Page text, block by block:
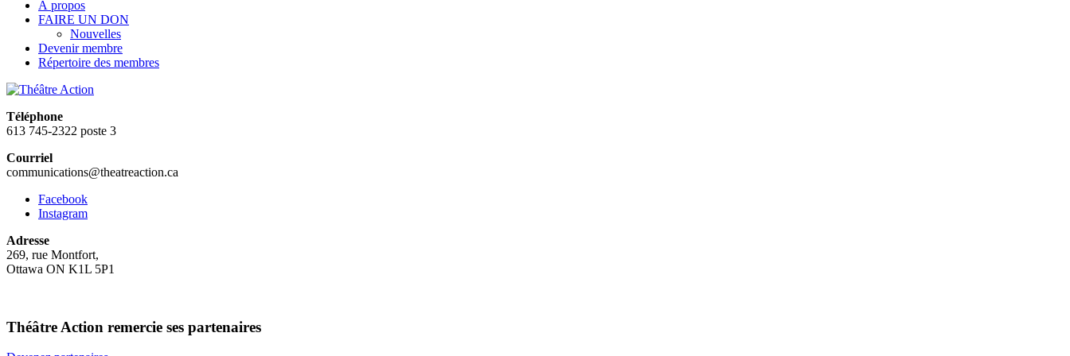
À propos
FAIRE UN DON
Nouvelles
Devenir membre
Répertoire des membres
Téléphone
613 745-2322 poste 3
Courriel
communications@theatreaction.ca
Facebook
Instagram
Adresse
269, rue Montfort,
Ottawa ON K1L 5P1
Théâtre Action remercie ses partenaires